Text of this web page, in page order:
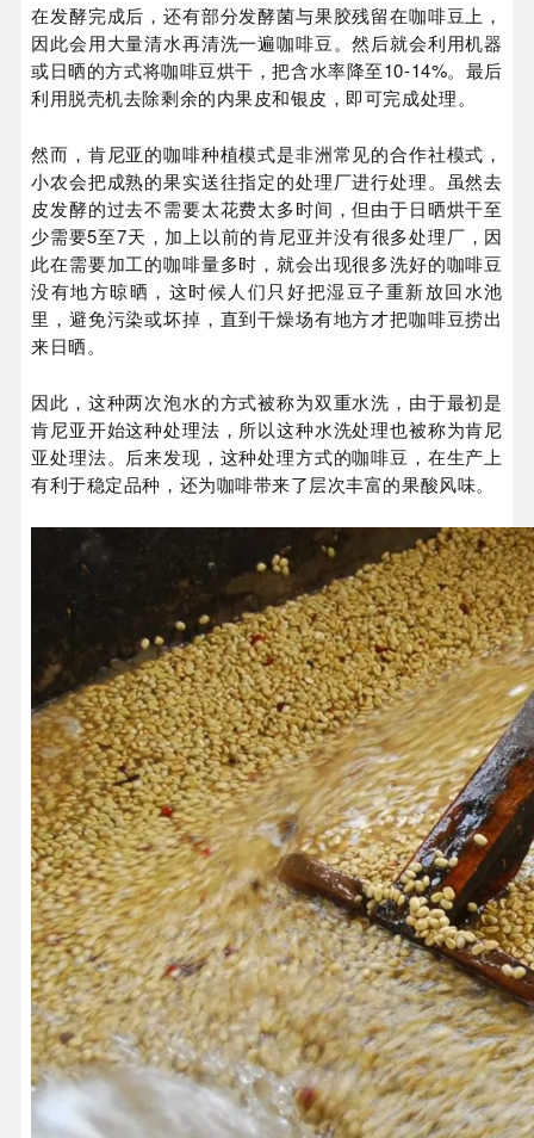
在发酵完成后，还有部分发酵菌与果胶残留在咖啡豆上，
因此会用大量清水再清洗一遍咖啡豆。然后就会利用机器
或日晒的方式将咖啡豆烘干，把含水率降至10-14%。最后
利用脱壳机去除剩余的内果皮和银皮，即可完成处理。
然而，肯尼亚的咖啡种植模式是非洲常见的合作社模式，
小农会把成熟的果实送往指定的处理厂进行处理。虽然去
皮发酵的过去不需要太花费太多时间，但由于日晒烘干至
少需要5至7天，加上以前的肯尼亚并没有很多处理厂，因
此在需要加工的咖啡量多时，就会出现很多洗好的咖啡豆
没有地方晾晒，这时候人们只好把湿豆子重新放回水池
里，避免污染或坏掉，直到干燥场有地方才把咖啡豆捞出
来日晒。
因此，这种两次泡水的方式被称为双重水洗，由于最初是
肯尼亚开始这种处理法，所以这种水洗处理也被称为肯尼
亚处理法。后来发现，这种处理方式的咖啡豆，在生产上
有利于稳定品种，还为咖啡带来了层次丰富的果酸风味。